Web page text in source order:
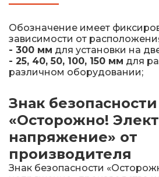
Обозначение имеет
зависимости от
- 300 мм для установки на
- 25, 40, 50, 100, 150 мм для
различном оборудовании;
Знак безопасности
«Осторожно!
напряжение» от
производителя
Знак безопасности